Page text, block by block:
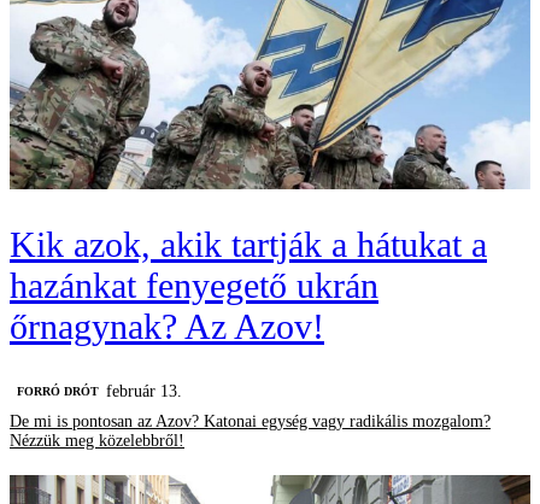
Kik azok, akik tartják a hátukat a
hazánkat fenyegető ukrán
őrnagynak? Az Azov!
FORRÓ DRÓT február 13.
De mi is pontosan az Azov? Katonai egység vagy radikális mozgalom?
Nézzük meg közelebbről!